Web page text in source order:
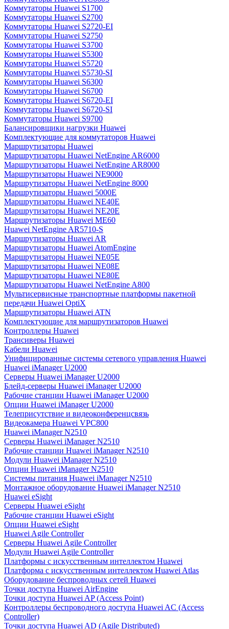
Коммутаторы Huawei S1700
Коммутаторы Huawei S2700
Коммутаторы Huawei S2720-EI
Коммутаторы Huawei S2750
Коммутаторы Huawei S3700
Коммутаторы Huawei S5300
Коммутаторы Huawei S5720
Коммутаторы Huawei S5730-SI
Коммутаторы Huawei S6300
Коммутаторы Huawei S6700
Коммутаторы Huawei S6720-EI
Коммутаторы Huawei S6720-SI
Коммутаторы Huawei S9700
Балансировщики нагрузки Huawei
Комплектующие для коммутаторов Huawei
Маршрутизаторы Huawei
Маршрутизаторы Huawei NetEngine AR6000
Маршрутизаторы Huawei NetEngine AR8000
Маршрутизаторы Huawei NE9000
Маршрутизаторы Huawei NetEngine 8000
Маршрутизаторы Huawei 5000E
Маршрутизаторы Huawei NE40E
Маршрутизаторы Huawei NE20E
Маршрутизаторы Huawei ME60
Huawei NetEngine AR5710-S
Маршрутизаторы Huawei AR
Маршрутизаторы Huawei AtomEngine
Маршрутизаторы Huawei NE05E
Маршрутизаторы Huawei NE08E
Маршрутизаторы Huawei NE80E
Маршрутизаторы Huawei NetEngine A800
Мультисервисные транспортные платформы пакетной
передачи Huawei OptiX
Маршрутизаторы Huawei ATN
Комплектующие для маршрутизаторов Huawei
Контроллеры Huawei
Трансиверы Huawei
Кабели Huawei
Унифицированные системы сетевого управления Huawei
Huawei iManager U2000
Серверы Huawei iManager U2000
Блейд-серверы Huawei iManager U2000
Рабочие станции Huawei iManager U2000
Опции Huawei iManager U2000
Телеприсутствие и видеоконференцсвязь
Видеокамера Huawei VPC800
Huawei iManager N2510
Серверы Huawei iManager N2510
Рабочие станции Huawei iManager N2510
Модули Huawei iManager N2510
Опции Huawei iManager N2510
Системы питания Huawei iManager N2510
Монтажное оборудование Huawei iManager N2510
Huawei eSight
Серверы Huawei eSight
Рабочие станции Huawei eSight
Опции Huawei eSight
Huawei Agile Controller
Серверы Huawei Agile Controller
Модули Huawei Agile Controller
Платформы с искусственным интеллектом Huawei
Платформа с искусственным интеллектом Huawei Atlas
Оборудование беспроводных сетей Huawei
Точки доступа Huawei AirEngine
Точки доступа Huawei AP (Access Point)
Контроллеры беспроводного доступа Huawei AC (Access
Controller)
Точки доступа Huawei AD (Agile Distributed)